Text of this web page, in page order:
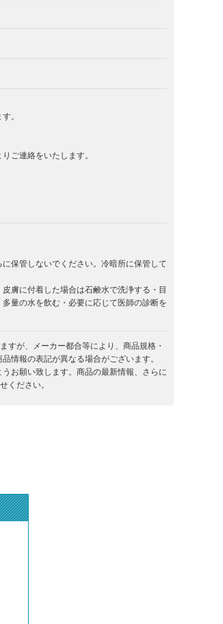
。
ご連絡をいたします。
保管しないでください。冷暗所に保管して
膚に付着した場合は石鹸水で洗浄する・目
量の水を飲む・必要に応じて医師の診断を
すが、メーカー都合等により、商品規格・
情報の表記が異なる場合がございます。
お願い致します。商品の最新情報、さらに
ください。